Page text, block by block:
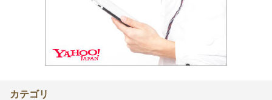
カテゴリ